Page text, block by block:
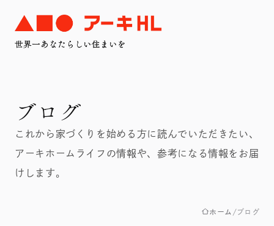
ブログ
これから家づくりを始める方に読んでいただきたい、
アーキホームライフの情報や、参考になる情報をお届
けします。
ホーム ブログ